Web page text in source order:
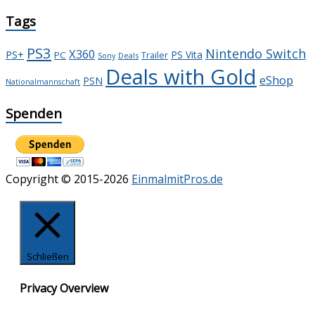
Tags
PS+ PS3 PC X360 Sony Deals Trailer PS Vita Nintendo Switch
Nationalmannschaft PSN Deals with Gold eShop
Spenden
Copyright © 2015-2026 EinmalmitPros.de
Schließen
Privacy Overview